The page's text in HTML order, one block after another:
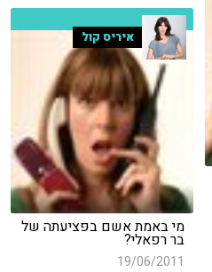
איריס קול
מי באמת אשם בפציעתה של
בר רפאלי?
19/06/2011